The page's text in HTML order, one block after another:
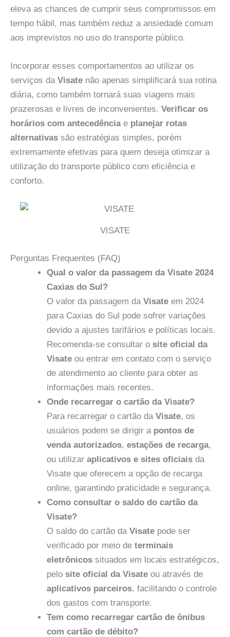
eleva as chances de cumprir seus compromissos em
tempo hábil, mas também reduz a ansiedade comum
aos imprevistos no uso do transporte público.
Incorporar esses comportamentos ao utilizar os
serviços da Visate não apenas simplificará sua rotina
diária, como também tornará suas viagens mais
prazerosas e livres de inconvenientes. Verificar os
horários com antecedênciae planejar rotas
alternativas são estratégias simples, porém
extremamente efetivas para quem deseja otimizar a
utilização do transporte público com eficiência e
conforto.
VISATE
Perguntas Frequentes (FAQ)
Qual o valor da passagem da Visate 2024
Caxias do Sul?
O valor da passagem da Visate em 2024
para Caxias do Sul pode sofrer variações
devido a ajustes tarifários e políticas locais.
Recomenda-se consultar o site oficial da
Visate ou entrar em contato com o serviço
de atendimento ao cliente para obter as
informações mais recentes.
Onde recarregar o cartão da Visate?
Para recarregar o cartão da Visate, os
usuários podem se dirigir a pontos de
venda autorizados, estações de recarga,
ou utilizar aplicativos e sites oficiais da
Visate que oferecem a opção de recarga
online, garantindo praticidade e segurança.
Como consultar o saldo do cartão da
Visate?
O saldo do cartão da Visate pode ser
verificado por meio de terminais
eletrônicos situados em locais estratégicos,
pelo site oficial da Visate ou através de
aplicativos parceiros, facilitando o controle
dos gastos com transporte.
Tem como recarregar cartão de ônibus
com cartão de débito?